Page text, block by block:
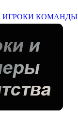
ИГРОКИ КОМАНДЫ